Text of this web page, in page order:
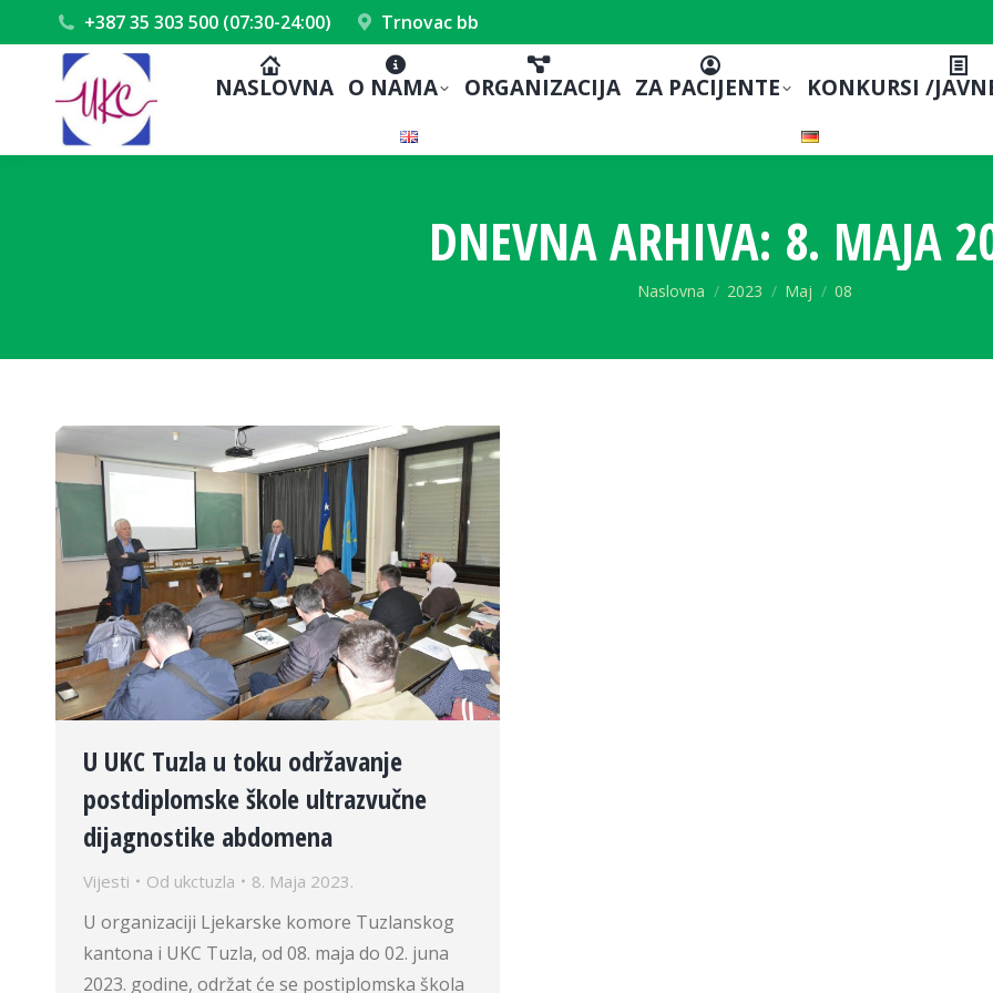
+387 35 303 500 (07:30-24:00) Trnovac bb
NASLOVNA O NAMA ORGANIZACIJA ZA PACIJENTE KONKURSI /
DNEVNA ARHIVA: 8. MAJA
You are here:
Naslovna 2023 Maj 08
U UKC Tuzla u toku održavanje
postdiplomske škole ultrazvučne
dijagnostike abdomena
Vijesti Od ukctuzla 8. Maja 2023.
U organizaciji Ljekarske komore Tuzlanskog
kantona i UKC Tuzla, od 08. maja do 02. juna
2023. godine, održat će se postiplomska škola